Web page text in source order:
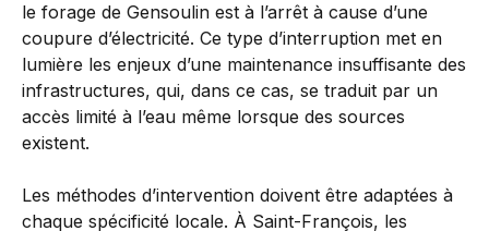
le forage de Gensoulin est à l’arrêt à cause d’une
coupure d’électricité. Ce type d’interruption met en
lumière les enjeux d’une maintenance insuffisante des
infrastructures, qui, dans ce cas, se traduit par un
accès limité à l’eau même lorsque des sources
existent.
Les méthodes d’intervention doivent être adaptées à
chaque spécificité locale. À Saint-François, les